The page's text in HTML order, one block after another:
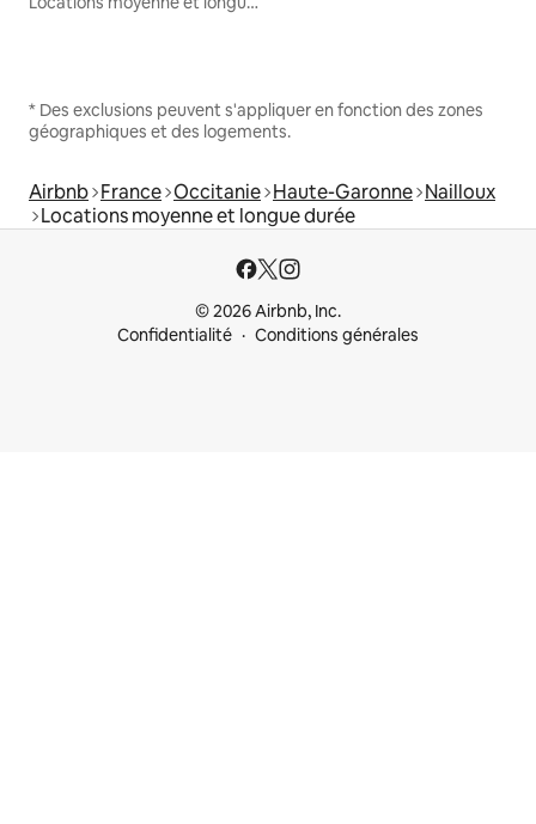
* Des exclusions peuvent s'appliquer en fonction des zones
géographiques et des logements.
Airbnb France Occitanie Haute-Garonne Nailloux
Locations moyenne et longue durée
© 2026 Airbnb, Inc.
Confidentialité
Conditions générales